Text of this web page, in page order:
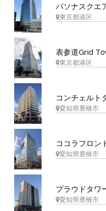
パソナスクエ
東京都港区
表参道Grid
東京都港区
コンチェルト
愛知県豊橋市
ココラフロン
愛知県豊橋市
プラウドタワ
愛知県豊橋市